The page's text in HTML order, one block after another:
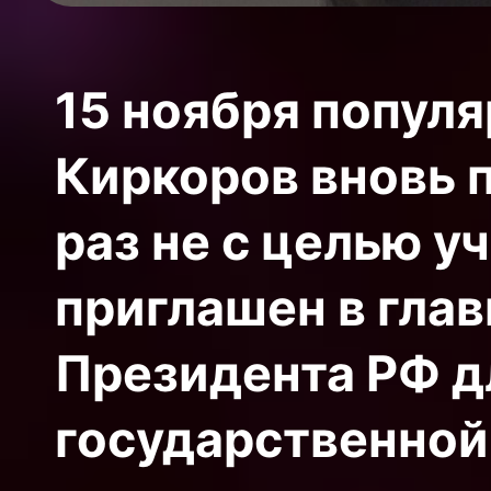
15 ноября
Киркоров вновь
раз не с целью
приглашен в
Президента РФ